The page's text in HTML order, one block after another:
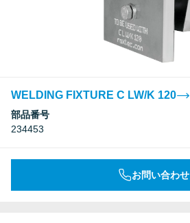
WELDING FIXTURE C LW/K 120
部品番号
234453
お問い合わせ